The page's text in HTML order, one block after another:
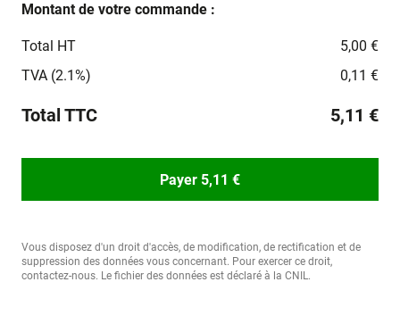
Montant de votre commande :
Total HT
5,00 €
TVA (2.1%)
0,11 €
Total TTC 5,11 €
Payer 5,11 €
Vous disposez d'un droit d'accès, de modification, de rectification et de
suppression des données vous concernant. Pour exercer ce droit,
contactez-nous. Le fichier des données est déclaré à la CNIL.